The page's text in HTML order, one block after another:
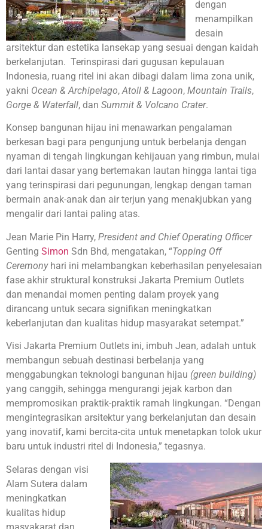
dengan
menampilkan
desain
arsitektur dan estetika lansekap yang sesuai dengan kaidah
berkelanjutan. Terinspirasi dari gugusan kepulauan
Indonesia, ruang ritel ini akan dibagi dalam lima zona unik,
yakni Ocean & Archipelago,Atoll & Lagoon, Mountain Trails,
Gorge & Waterfall, dan Summit & Volcano Crater.
Konsep bangunan hijau ini menawarkan pengalaman
berkesan bagi para pengunjung untuk berbelanja dengan
nyaman di tengah lingkungan kehijauan yang rimbun, mulai
dari lantai dasar yang bertemakan lautan hingga lantai tiga
yang terinspirasi dari pegunungan, lengkap dengan taman
bermain anak-anak dan air terjun yang menakjubkan yang
mengalir dari lantai paling atas.
Jean Marie Pin Harry, President and Chief Operating Officer
Genting Simon Sdn Bhd, mengatakan, “Topping Off
Ceremonyhari ini melambangkan keberhasilan penyelesaian
fase akhir struktural konstruksi Jakarta Premium Outlets
dan menandai momen penting dalam proyek yang
dirancang untuk secara signifikan meningkatkan
keberlanjutan dan kualitas hidup masyarakat setempat.”
Visi Jakarta Premium Outlets ini, imbuh Jean, adalah untuk
membangun sebuah destinasi berbelanja yang
menggabungkan teknologi bangunan hijau (green building)
yang canggih, sehingga mengurangi jejak karbon dan
mempromosikan praktik-praktik ramah lingkungan. “Dengan
mengintegrasikan arsitektur yang berkelanjutan dan desain
yang inovatif, kami bercita-cita untuk menetapkan tolok ukur
baru untuk industri ritel di Indonesia,” tegasnya.
Selaras dengan visi
Alam Sutera dalam
meningkatkan
kualitas hidup
masyakarat dan